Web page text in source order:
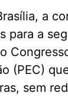
a
para a
(PEC)
sem